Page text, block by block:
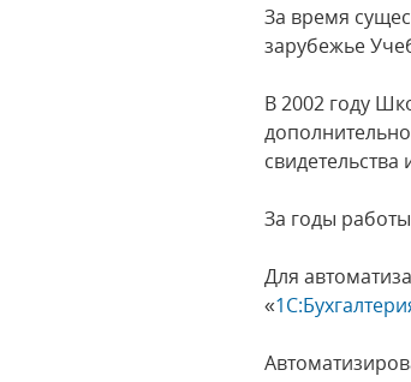
За время
зарубежье
В 2002 году
За годы
Для
«